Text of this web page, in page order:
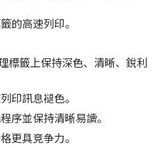
的高速列印。
標籤上保持深色、清晰、銳利
印訊息褪色。
序並保持清晰易讀。
更具竞争力。